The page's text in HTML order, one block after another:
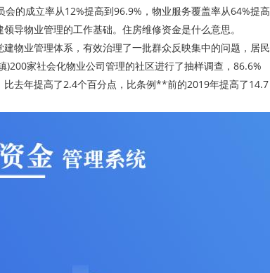
的成立率从12%提高到96.9%，物业服务覆盖率从64%提高
导物业管理的工作基础。住房维修资金是什么意思。
物业管理体系，有效治理了一批群众反映集中的问题，居民
家社会化物业公司管理的社区进行了抽样调查，86.6%
去年提高了2.4个百分点，比条例**前的2019年提高了14.7